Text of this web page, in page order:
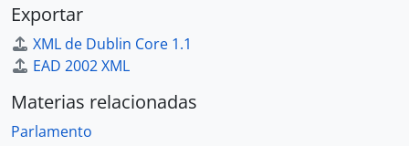
Exportar
XML de Dublin Core 1.1
EAD 2002 XML
Materias relacionadas
Parlamento